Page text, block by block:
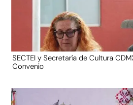
SECTEI y Secretaría de Cultura
Convenio